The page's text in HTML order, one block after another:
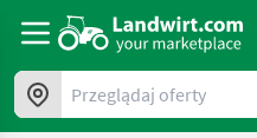
Przeglądaj oferty